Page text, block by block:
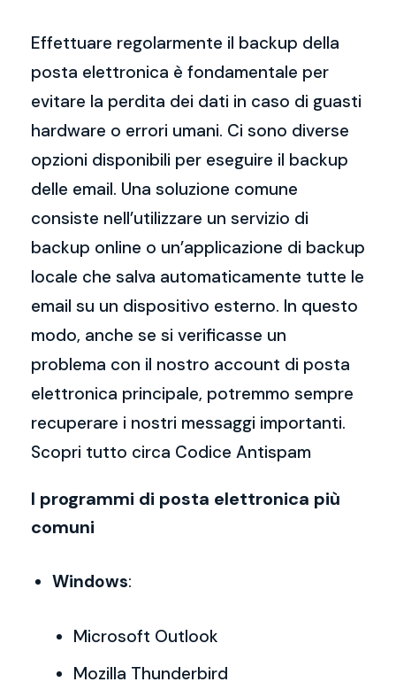
Effettuare regolarmente il backup della
posta elettronica è fondamentale per
evitare la perdita dei dati in caso di guasti
hardware o errori umani. Ci sono diverse
opzioni disponibili per eseguire il backup
delle email. Una soluzione comune
consiste nell’utilizzare un servizio di
backup online o un’applicazione di backup
locale che salva automaticamente tutte le
email su un dispositivo esterno. In questo
modo, anche se si verificasse un
problema con il nostro account di posta
elettronica principale, potremmo sempre
recuperare i nostri messaggi importanti.
Scopri tutto circa Codice Antispam
I programmi di posta elettronica più
comuni
Windows:
Microsoft Outlook
Mozilla Thunderbird